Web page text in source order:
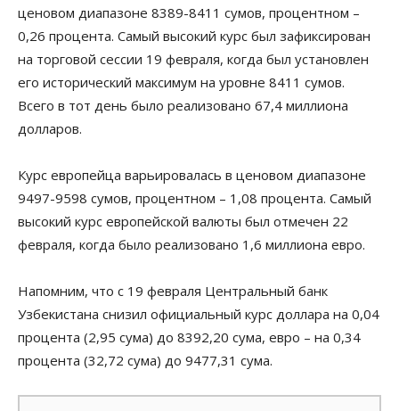
ценовом диапазоне 8389-8411 сумов, процентном –
0,26 процента. Самый высокий курс был зафиксирован
на торговой сессии 19 февраля, когда был установлен
его исторический максимум на уровне 8411 сумов.
Всего в тот день было реализовано 67,4 миллиона
долларов.
Курс европейца варьировалась в ценовом диапазоне
9497-9598 сумов, процентном – 1,08 процента. Самый
высокий курс европейской валюты был отмечен 22
февраля, когда было реализовано 1,6 миллиона евро.
Напомним, что с 19 февраля Центральный банк
Узбекистана снизил официальный курс доллара на 0,04
процента (2,95 сума) до 8392,20 сума, евро – на 0,34
процента (32,72 сума) до 9477,31 сума.